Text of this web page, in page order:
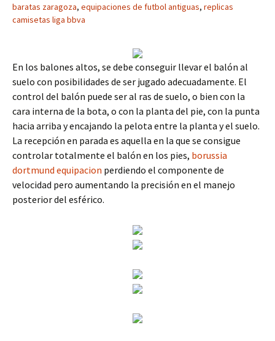
baratas zaragoza, equipaciones de futbol antiguas, replicas
camisetas liga bbva
En los balones altos, se debe conseguir llevar el balón al
suelo con posibilidades de ser jugado adecuadamente. El
control del balón puede ser al ras de suelo, o bien con la
cara interna de la bota, o con la planta del pie, con la punta
hacia arriba y encajando la pelota entre la planta y el suelo.
La recepción en parada es aquella en la que se consigue
controlar totalmente el balón en los pies, borussia
dortmund equipacion perdiendo el componente de
velocidad pero aumentando la precisión en el manejo
posterior del esférico.